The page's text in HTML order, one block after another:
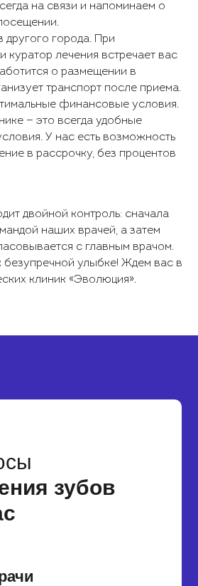
на связи и напоминаем о
другого города. При
куратор лечения встречает вас
о размещении в
транспорт после приема.
финансовые условия.
— это всегда удобные
У нас есть возможность
в рассрочку, без процентов
двойной контроль: сначала
наших врачей, а затем
с главным врачом.
безупречной улыбке! Ждем вас в
клиник «Эволюция».
зубов